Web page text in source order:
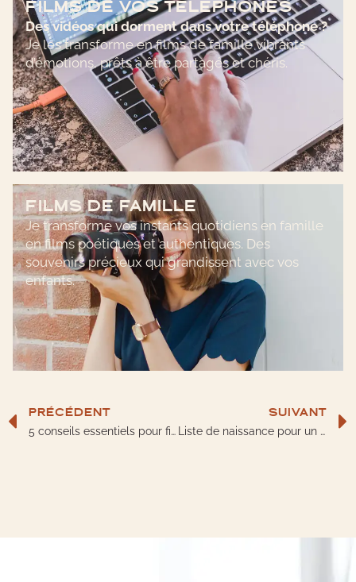
FILMS DE VOS TÉLÉPHONES
Des vidéos qui dorment dans votre téléphone ?
Je les transforme en films de famille vibrants
d’émotions, prêts à être partagés et chéris.
FILMS DE FAMILLE
Je transforme vos instants quotidiens en famille
en films poétiques et authentiques. Des
souvenirs précieux qui grandissent avec vos
enfants.
PRÉCÉDENT
5 conseils essentiels pour filmer vos enfants avec le téléphone
SUIVANT
Liste de naissance pour un deuxième enfant : idées de cadeaux utiles